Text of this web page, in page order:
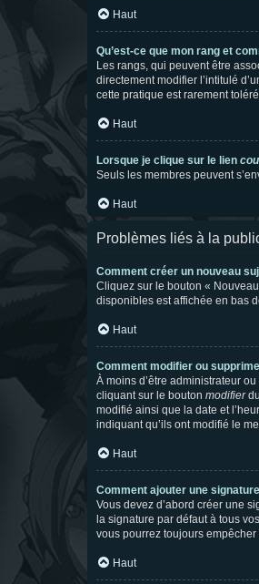
Haut
Qu’est-ce que mon rang et
Les rangs, qui peuvent être
directement modifier l’intitulé
cette pratique est rarement
Haut
Lorsque je clique sur le lien
Seuls les membres peuvent
Haut
Problèmes liés à la
Comment créer un nouveau
Cliquez sur le bouton «
disponibles est affichée en bas
Haut
Comment modifier ou
À moins d’être administrateur
cliquant sur le bouton modifier
modifié ainsi que la date et
indiquant qu’ils ont modifié le
Haut
Comment ajouter une
Vous devez d’abord créer une
la signature par défaut à tous
vous pourrez toujours
Haut